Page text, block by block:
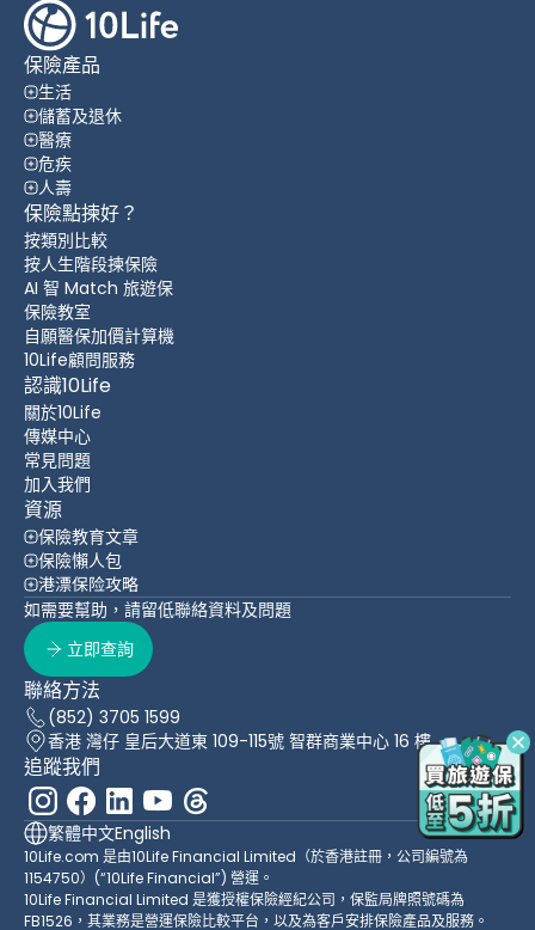
保險產品
生活
儲蓄及退休
醫療
危疾
人壽
保險點揀好？
按類別比較
按人生階段揀保險
AI 智 Match 旅遊保
保險教室
自願醫保加價計算機
10Life顧問服務
認識10Life
關於10Life
傳媒中心
常見問題
加入我們
資源
保險教育文章
保險懶人包
港漂保险攻略
如需要幫助，請留低聯絡資料及問題
立即查詢
聯絡方法
(852) 3705 1599
香港 灣仔 皇后大道東 109-115號 智群商業中心 16 樓
追蹤我們
繁體中文English
10Life.com 是由10Life Financial Limited（於香港註冊，公司編號為
1154750）(“10Life Financial”) 營運。
10Life Financial Limited 是獲授權保險經紀公司，保監局牌照號碼為
FB1526，其業務是營運保險比較平台，以及為客戶安排保險產品及服務。